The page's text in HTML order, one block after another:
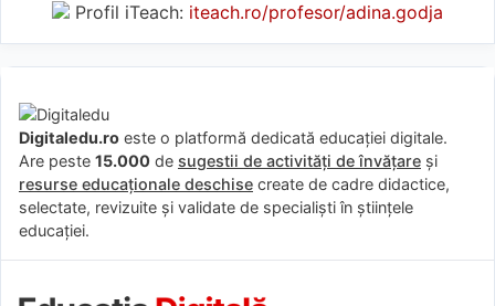
Profil iTeach: iteach.ro/profesor/adina.godja
Digitaledu.ro este o platformă dedicată educației digitale.
Are peste 15.000 de sugestii de activități de învățare și
resurse educaționale deschise create de cadre didactice,
selectate, revizuite și validate de specialiști în științele
educației.